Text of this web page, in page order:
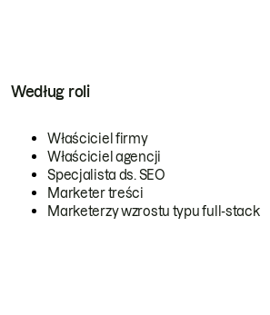
Według roli
Właściciel firmy
Właściciel agencji
Specjalista ds. SEO
Marketer treści
Marketerzy wzrostu typu full-stack